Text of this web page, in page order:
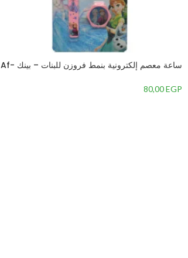
ساعة معصم إلكترونية بنمط فروزن للبنات – بينك Af-
80,00EGP